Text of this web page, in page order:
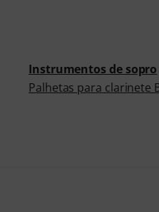
Instrumentos de sopro
Palhetas para clarinete